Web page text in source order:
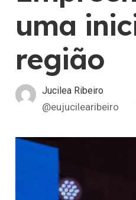
uma
região
Jucilea Ribeiro
@eujucilearibeiro